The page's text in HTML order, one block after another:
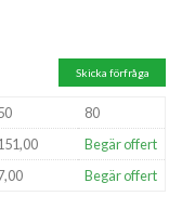
Skicka förfråga
80
Begär offert
Begär offert